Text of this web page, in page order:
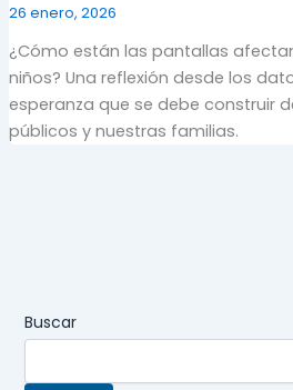
26 enero, 2026
¿Cómo están las pantallas
niños? Una reflexión desde los
esperanza que se debe construir
públicos y nuestras familias.
Buscar